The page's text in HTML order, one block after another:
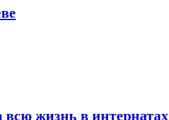
всю жизнь в интернатах